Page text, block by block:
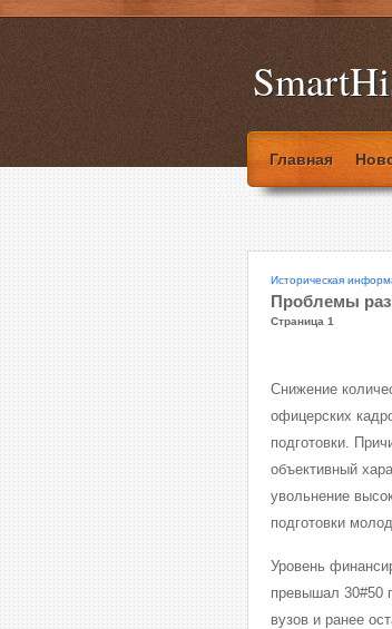
Главная
Историческая
Проблемы
Страница 1
Снижение
офицерских
подготовки.
объективный
увольнение
подготовки
Уровень
превышал 30#50
вузов и ранее